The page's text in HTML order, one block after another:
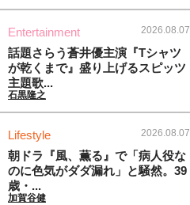
Entertainment 2026.08.07
話題さらう蒼井優主演『Tシャツ
が乾くまで』盛り上げるスピッツ
主題歌...
石黒隆之
Lifestyle 2026.08.07
朝ドラ『風、薫る』で「病人役な
のに色気がダダ漏れ」と騒然。39
歳・...
加賀谷健